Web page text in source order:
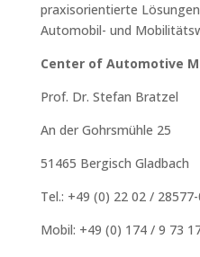
praxisorientierte
Automobil- und
Center of Automotive
Prof. Dr. Stefan Bratzel
An der Gohrsmühle 25
51465 Bergisch Gladbach
Tel.: +49 (0) 22 02 /
Mobil: +49 (0) 174 / 9 73